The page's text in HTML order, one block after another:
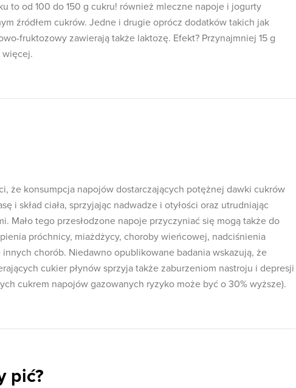
to od 100 do 150 g cukru! również mleczne napoje i jogurty
źródłem cukrów. Jedne i drugie oprócz dodatków takich jak
fruktozowy zawierają także laktozę. Efekt? Przynajmniej 15 g
więcej.
że konsumpcja napojów dostarczających potężnej dawki cukrów
i skład ciała, sprzyjając nadwadze i otyłości oraz utrudniając
Mało tego przesłodzone napoje przyczyniać się mogą także do
próchnicy, miażdżycy, choroby wieńcowej, nadciśnienia
chorób. Niedawno opublikowane badania wskazują, że
cukier płynów sprzyja także zaburzeniom nastroju i depresji
cukrem napojów gazowanych ryzyko może być o 30% wyższe).
pić?